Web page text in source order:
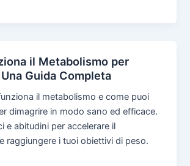
il Metabolismo per
Guida Completa
il metabolismo e come puoi
dimagrire in modo sano ed efficace.
e abitudini per accelerare il
raggiungere i tuoi obiettivi di peso.